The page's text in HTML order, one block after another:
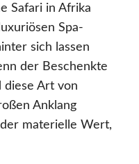
Safari in Afrika
Spa-
sich lassen
der Beschenkte
diese Art von
Anklang
materielle Wert,